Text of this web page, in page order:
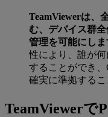
TeamViewerは、
む、デバイス群
管理を可能にしま
性により、誰が
することができ
確実に準拠するこ
TeamViewerで